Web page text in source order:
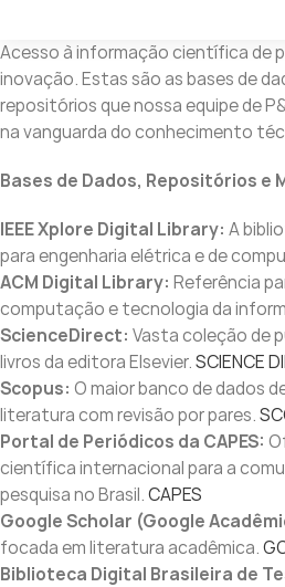
Acesso à informação científica de
inovação. Estas são as bases de
repositórios que nossa equipe de
na vanguarda do conhecimento
Bases de Dados, Repositórios e
IEEE Xplore Digital Library: A
para engenharia elétrica e de
ACM Digital Library: Referência
computação e tecnologia da
ScienceDirect: Vasta coleção de
livros da editora Elsevier.SCIENCE
Scopus: O maior banco de dados
literatura com revisão por pares.
Portal de Periódicos da CAPES:
científica internacional para a
pesquisa no Brasil.CAPES
Google Scholar (Google
focada em literatura acadêmica.
Biblioteca Digital Brasileira de